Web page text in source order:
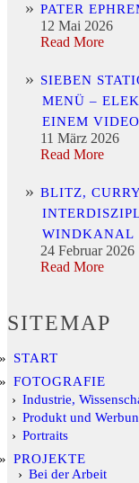
PATER
12 Mai 2026
Read More
SIEBEN
MENÜ –
EINEM
11 März 2026
Read More
BLITZ,
WINDKANAL
24 Februar 2026
Read More
SITEMAP
START
FOTOGRAFIE
Industrie,
Produkt und
Portraits
PROJEKTE
Bei der Arbeit